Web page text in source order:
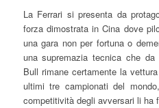
La Ferrari si presenta da
forza dimostrata in Cina dove
una gara non per fortuna o
una supremazia tecnica che
Bull rimane certamente la
ultimi tre campionati del
competitività degli avversari li ha